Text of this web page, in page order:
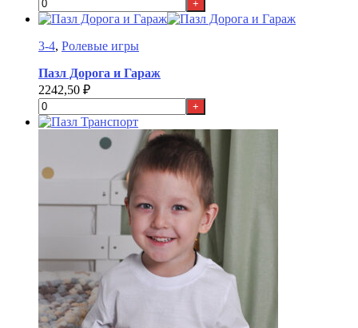
+
3-4, Ролевые игры
Пазл Дорога и Гараж
2242,50 ₽
+